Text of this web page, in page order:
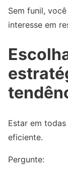
Sem funil,
interesse em
Estar em
eficiente.
Pergunte: